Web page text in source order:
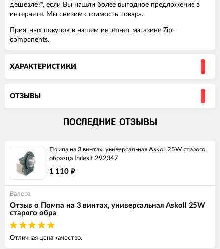
дешевле?", если Вы нашли более выгодное предложение в
интернете. Мы снизим стоимость товара.
Приятных покупок в нашем интернет магазине Zip-
components.
ХАРАКТЕРИСТИКИ
ОТЗЫВЫ
ПОСЛЕДНИЕ ОТЗЫВЫ
Помпа на 3 винтах, универсальная Askoll 25W старого
образца Indesit 292347
1 110 ₽
Валера
Отзыв о Помпа на 3 винтах, универсальная Askoll 25W
старого обра
Отличная цена качество.